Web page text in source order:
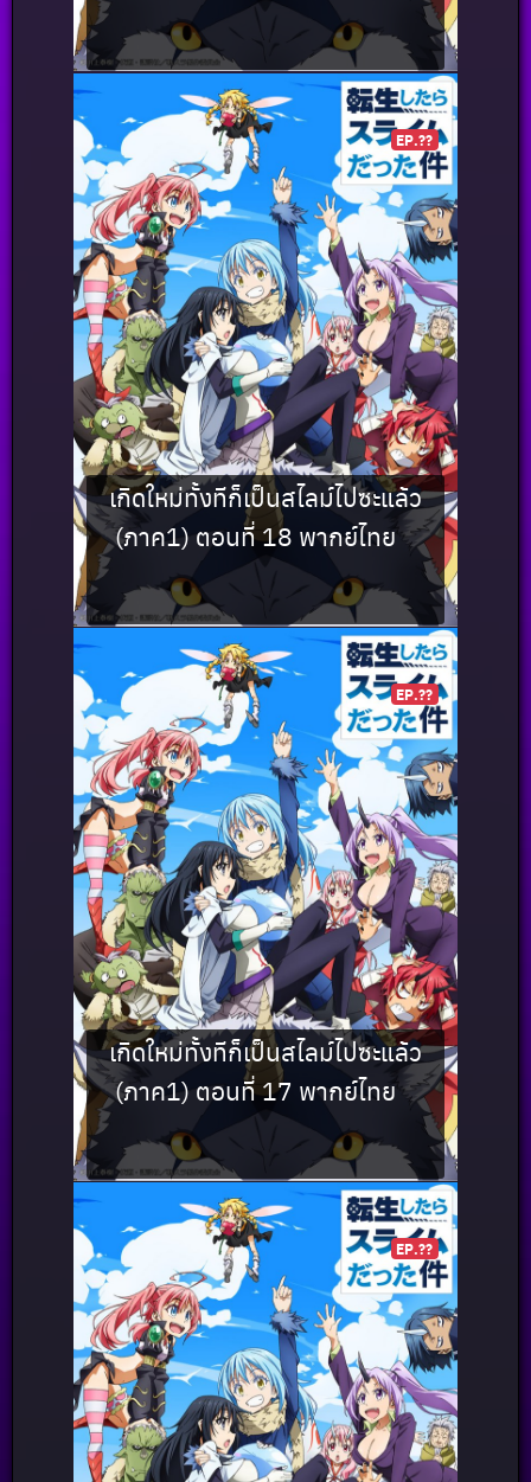
EP.??
เกิดใหม่ทั้งทีก็เป็นสไลม์ไปซะแล้ว
(ภาค1) ตอนที่ 18 พากย์ไทย
EP.??
เกิดใหม่ทั้งทีก็เป็นสไลม์ไปซะแล้ว
(ภาค1) ตอนที่ 17 พากย์ไทย
EP.??